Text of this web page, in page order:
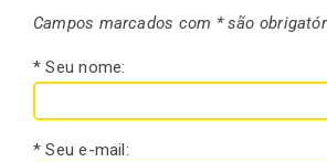
Campos marcados com * são
* Seu nome:
* Seu e-mail: